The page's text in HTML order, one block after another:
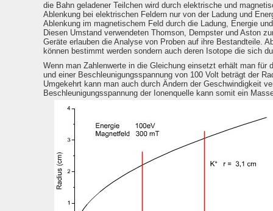
die Bahn geladener Teilchen wird durch elektrische und
Ablenkung bei elektrischen Feldern nur von der Ladung und
Ablenkung im magnetischem Feld durch die Ladung, Energie
Diesen Umstand verwendeten Thomson, Dempster und Aston
Geräte erlauben die Analyse von Proben auf ihre Bestandteile.
können bestimmt werden sondern auch deren Isotope die sich
Wenn man Zahlenwerte in die Gleichung einsetzt erhält man
und einer Beschleunigungsspannung von 100 Volt beträgt der
Umgekehrt kann man auch durch Ändern der Geschwindigkeit
Beschleunigungsspannung der Ionenquelle kann somit ein